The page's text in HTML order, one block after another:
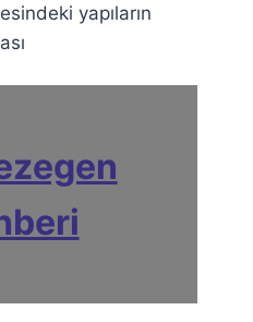
yapıların